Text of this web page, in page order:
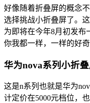
好像随着折叠屏的概念
选择挑战小折叠屏了。
为即将在今年8月初发布
你我都一样，一样的好
华为nova系列小折
这是n系列也就是华为
计定价在5000元档位，